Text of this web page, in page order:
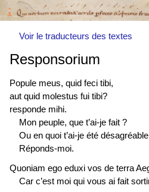
Voir le traducteurs des textes
Responsorium
Popule meus, quid feci tibi,
aut quid molestus fui tibi?
responde mihi.
Mon peuple, que t’ai-je fait ?
Ou en quoi t’ai-je été
Réponds-moi.
Quoniam ego eduxi vos de terra
Car c’est moi qui vous ai fait